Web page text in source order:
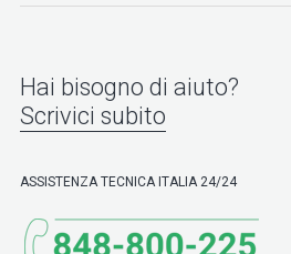
Hai bisogno di aiuto?
Scrivici subito
ASSISTENZA TECNICA ITALIA 24/24